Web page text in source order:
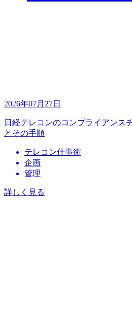
2026年07月27日
日経テレコンのコンプライアンス
とその手順
テレコン仕事術
企画
管理
詳しく見る